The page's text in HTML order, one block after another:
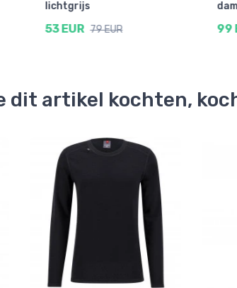
lichtgrijs
53 EUR 79 EUR 99
dit artikel kochten,